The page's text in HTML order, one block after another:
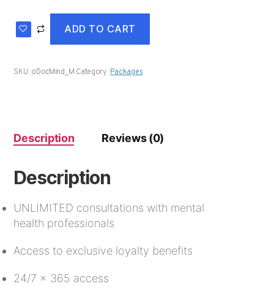
ADD TO CART
SKU: oDocMind_M Category:Packages
Description Reviews (0)
Description
UNLIMITED consultations with mental
health professionals
Access to exclusive loyalty benefits
24/7 x 365 access